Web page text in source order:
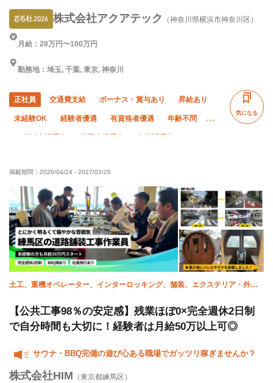
株式会社アクアテック （神奈川県横浜市神奈川区）
月給：28万円〜100万円
勤務地：埼玉, 千葉, 東京, 神奈川
正社員 交通費支給 ボーナス・賞与あり 昇給あり
未経験OK 経験者優遇 有資格者優遇 年齢不問
50代以上活躍中 外国人活躍中 女性活躍中
社会保険完備 制服貸与
寮・社宅あり 研修制度あり 髪型・髪色自由
気になる
掲載期間： 2026/04/24 - 2027/03/25
土工、重機オペレーター、インターロッキング、舗装、エクステリア・外
【公共工事98％の安定感】残業ほぼ0×完全週休2日制
で自分時間も大切に！経験者は月給50万以上可◎
サウナ・BBQ完備の遊び心ある職場でガッツリ稼ぎませんか？
株式会社HIM （東京都練馬区）